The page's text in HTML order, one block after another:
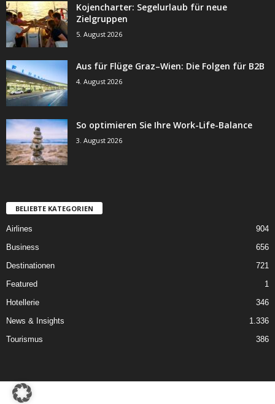
Kojencharter: Segelurlaub für neue
Zielgruppen
5. August 2026
Aus für Flüge Graz–Wien: Die Folgen für B2B
4. August 2026
So optimieren Sie Ihre Work-Life-Balance
3. August 2026
BELIEBTE KATEGORIEN
Airlines
904
Business
656
Destinationen
721
Featured
1
Hotellerie
346
News & Insights
1.336
Tourismus
386